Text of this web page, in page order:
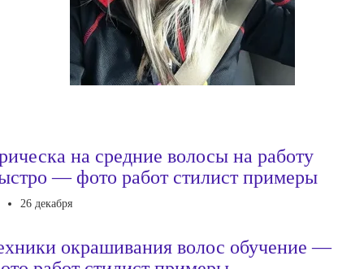
на средние волосы на работу
— фото работ стилист примеры
26 декабря
окрашивания волос обучение —